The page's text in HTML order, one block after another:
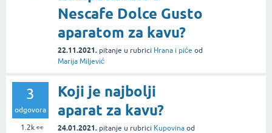
Nescafe Dolce Gusto
aparatom za kavu?
22.11.2021. pitanje u rubrici Hrana i piće od
Marija Miljević
3
odgovora
1.2k👀
Koji je najbolji
aparat za kavu?
24.01.2021. pitanje u rubrici Kupovina od